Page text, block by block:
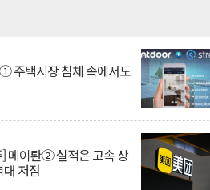
주택시장 침체 속에서도
메이퇀② 실적은 고속 상
대 저점